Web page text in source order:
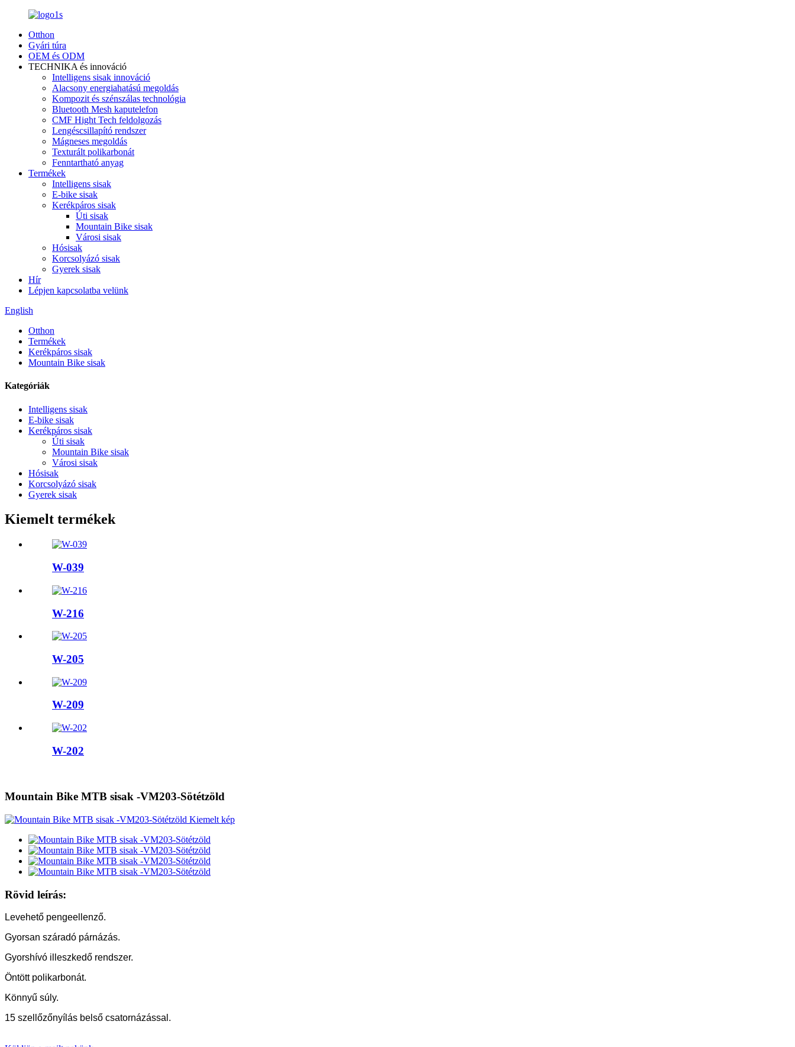
Otthon
Gyári túra
OEM és ODM
TECHNIKA és innováció
Intelligens sisak innováció
Alacsony energiahatású megoldás
Kompozit és szénszálas technológia
Bluetooth Mesh kaputelefon
CMF Hight Tech feldolgozás
Lengéscsillapító rendszer
Mágneses megoldás
Texturált polikarbonát
Fenntartható anyag
Termékek
Intelligens sisak
E-bike sisak
Kerékpáros sisak
Úti sisak
Mountain Bike sisak
Városi sisak
Hósisak
Korcsolyázó sisak
Gyerek sisak
Hír
Lépjen kapcsolatba velünk
English
Otthon
Termékek
Kerékpáros sisak
Mountain Bike sisak
Kategóriák
Intelligens sisak
E-bike sisak
Kerékpáros sisak
Úti sisak
Mountain Bike sisak
Városi sisak
Hósisak
Korcsolyázó sisak
Gyerek sisak
Kiemelt termékek
W-039
W-216
W-205
W-209
W-202
Mountain Bike MTB sisak -VM203-Sötétzöld
Rövid leírás:
Levehető pengeellenző.
Gyorsan száradó párnázás.
Gyorshívó illeszkedő rendszer.
Öntött polikarbonát.
Könnyű súly.
15 szellőzőnyílás belső csatornázással.